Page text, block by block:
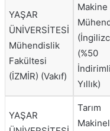
YAŞAR
ÜNİVERSİTESİ
Mühendislik
Fakültesi
(İZMİR) (Vakıf)
Makine
(%50
Yıllık)
YAŞAR
Tarım